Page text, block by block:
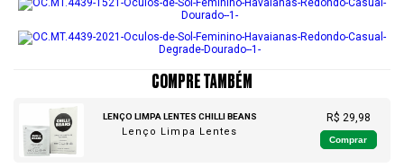
COMPRE TAMBÉM
LENÇO LIMPA LENTES CHILLI BEANS
Lenço Limpa Lentes
R$ 29,98
Comprar